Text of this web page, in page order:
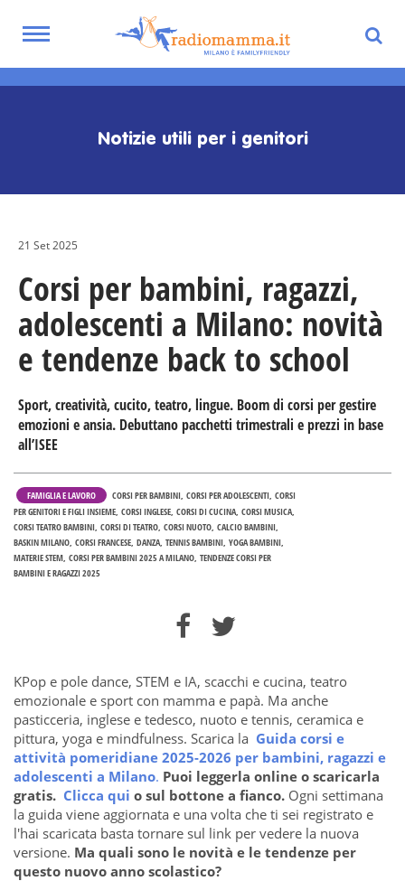
Toggle
Notizie utili per i genitori
21 Set 2025
Corsi per bambini, ragazzi,
adolescenti a Milano: novità
e tendenze back to school
Sport, creatività, cucito, teatro, lingue. Boom di corsi per gestire
emozioni e ansia. Debuttano pacchetti trimestrali e prezzi in base
all’ISEE
FAMIGLIA E LAVORO CORSI PER BAMBINI CORSI PER ADOLESCENTI CORSI
PER GENITORI E FIGLI INSIEME CORSI INGLESE CORSI DI CUCINA CORSI MUSICA
CORSI TEATRO BAMBINI CORSI DI TEATRO CORSI NUOTO CALCIO BAMBINI
BASKIN MILANO CORSI FRANCESE DANZA TENNIS BAMBINI YOGA BAMBINI
MATERIE STEM CORSI PER BAMBINI 2025 A MILANO TENDENZE CORSI PER
BAMBINI E RAGAZZI 2025
KPop e pole dance, STEM e IA, scacchi e cucina, teatro
emozionale e sport con mamma e papà. Ma anche
pasticceria, inglese e tedesco, nuoto e tennis, ceramica e
pittura, yoga e mindfulness. Scarica la Guida corsi e
attività pomeridiane 2025-2026 per bambini, ragazzi e
adolescenti a Milano. Puoi leggerla online o scaricarla
gratis. Clicca qui o sul bottone a fianco. Ogni settimana
la guida viene aggiornata e una volta che ti sei registrato e
l'hai scaricata basta tornare sul link per vedere la nuova
versione. Ma quali sono le novità e le tendenze per
questo nuovo anno scolastico?